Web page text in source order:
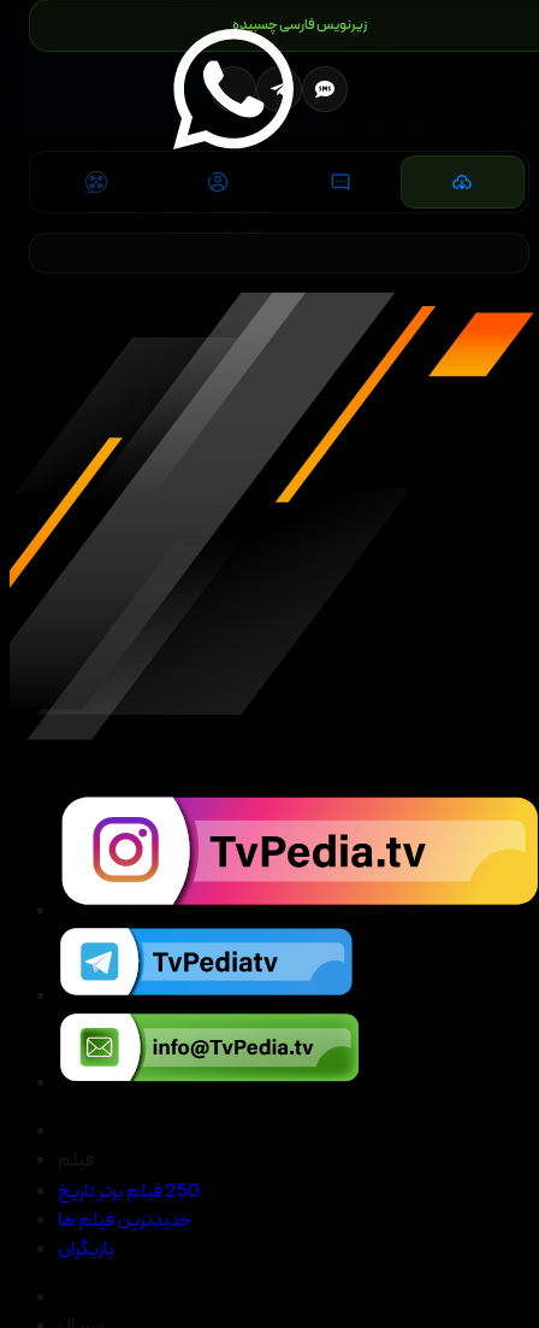
زیرنویس فارسی چسبیده
250 فیلم برتر تاریخ
جدیدترین فیلم ها
بازیگران